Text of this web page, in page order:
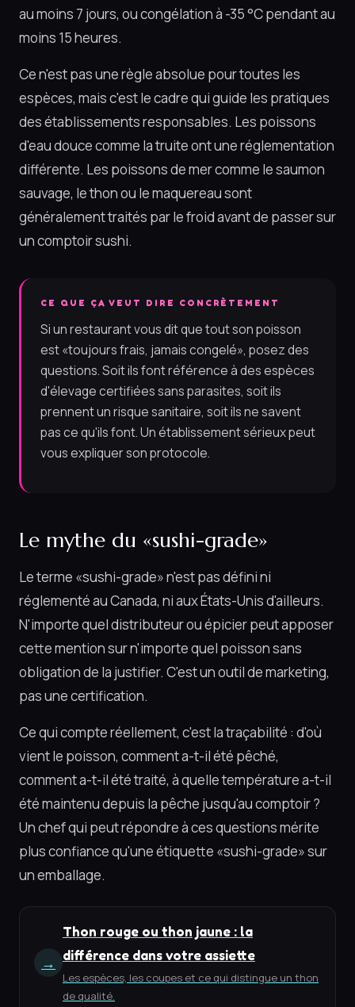
au moins 7 jours, ou congélation à -35 °C pendant au
moins 15 heures.
Ce n'est pas une règle absolue pour toutes les
espèces, mais c'est le cadre qui guide les pratiques
des établissements responsables. Les poissons
d'eau douce comme la truite ont une réglementation
différente. Les poissons de mer comme le saumon
sauvage, le thon ou le maquereau sont
généralement traités par le froid avant de passer sur
un comptoir sushi.
CE QUE ÇA VEUT DIRE CONCRÈTEMENT
Si un restaurant vous dit que tout son poisson
est «toujours frais, jamais congelé», posez des
questions. Soit ils font référence à des espèces
d'élevage certifiées sans parasites, soit ils
prennent un risque sanitaire, soit ils ne savent
pas ce qu'ils font. Un établissement sérieux peut
vous expliquer son protocole.
Le mythe du «sushi-grade»
Le terme «sushi-grade» n'est pas défini ni
réglementé au Canada, ni aux États-Unis d'ailleurs.
N'importe quel distributeur ou épicier peut apposer
cette mention sur n'importe quel poisson sans
obligation de la justifier. C'est un outil de marketing,
pas une certification.
Ce qui compte réellement, c'est la traçabilité : d'où
vient le poisson, comment a-t-il été pêché,
comment a-t-il été traité, à quelle température a-t-il
été maintenu depuis la pêche jusqu'au comptoir ?
Un chef qui peut répondre à ces questions mérite
plus confiance qu'une étiquette «sushi-grade» sur
un emballage.
→
Thon rouge ou thon jaune : la
différence dans votre assiette
Les espèces, les coupes et ce qui distingue un thon
de qualité.